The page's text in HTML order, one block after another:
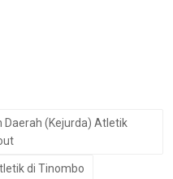
Daerah (Kejurda) Atletik
di Tinombo